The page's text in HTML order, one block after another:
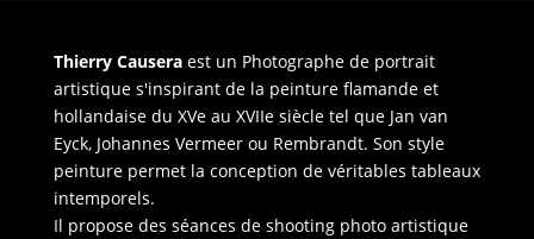
Thierry Causeraest un Photographe de portrait
artistique s'inspirant de la peinture flamande et
hollandaise du XVe au XVIIe siècle tel que Jan van
Eyck, Johannes Vermeer ou Rembrandt. Son style
peinture permet la conception de véritables tableaux
intemporels.
Il propose des séances de shooting photo artistique